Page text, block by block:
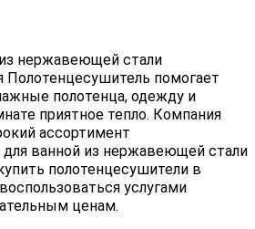
нержавеющей стали
Полотенцесушитель помогает
полотенца, одежду и
приятное тепло. Компания
ассортимент
для ванной из нержавеющей стали
полотенцесушители в
услугами
ценам.